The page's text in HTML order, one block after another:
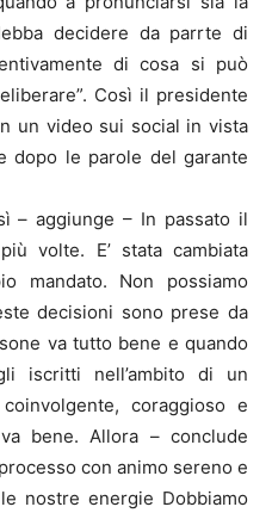
decidere da parrte di
di cosa si può
Così il presidente
un video sui social in vista
dopo le parole del garante
– aggiunge – In passato il
volte. E’ stata cambiata
mandato. Non possiamo
decisioni sono prese da
va tutto bene e quando
iscritti nell’ambito di un
coraggioso e
bene. Allora – conclude
con animo sereno e
nostre energie Dobbiamo